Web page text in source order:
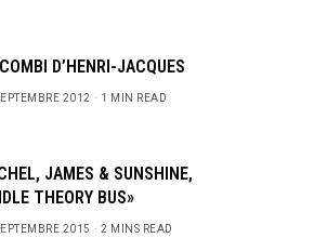
D’HENRI-JACQUES
2012 1 MIN READ
JAMES & SUNSHINE,
THEORY BUS»
2015 2 MINS READ